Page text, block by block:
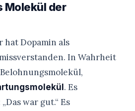
Molekül der
Dopamin als
In Wahrheit
. Es
war gut.“ Es